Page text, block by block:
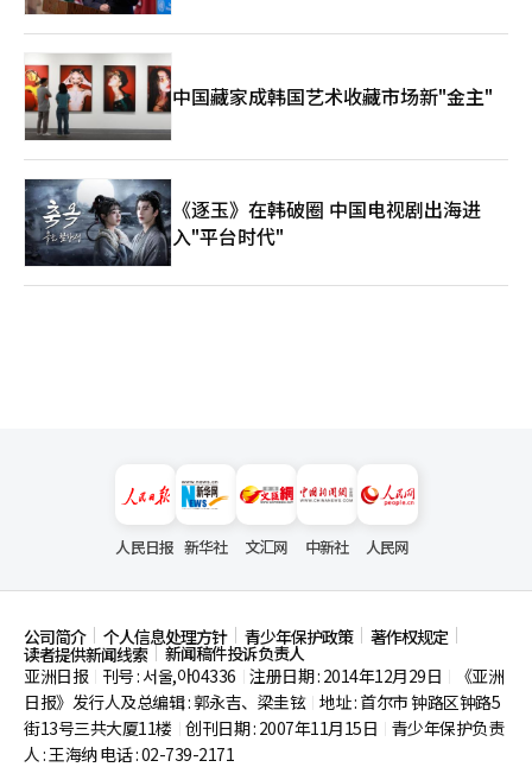
中国藏家成韩国艺术收藏市场新"金主"
《逐玉》在韩破圈 中国电视剧出海进
入"平台时代"
人民日报 新华社 文汇网 中新社 人民网
公司简介 个人信息处理方针 青少年保护政策 著作权规定
读者提供新闻线索
新闻稿件投诉负责人
亚洲日报
刊号 : 서울,아04336 注册日期 : 2014年12月29日
《亚洲
日报》发行人及总编辑 : 郭永吉、梁圭铉 地址 : 首尔市钟路区钟路5
街13号三共大厦11楼 创刊日期 : 2007年11月15日
青少年保护负责
人 : 王海纳 电话 : 02-739-2171